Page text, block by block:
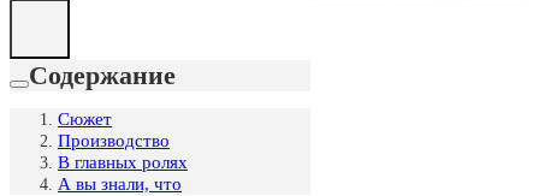
Содержание
Сюжет
Производство
В главных ролях
А вы знали, что